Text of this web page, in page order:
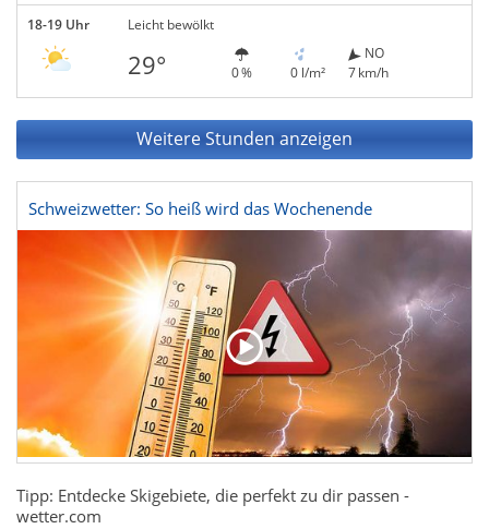
18-19 Uhr Leicht bewölkt
29° 0 % 0 l/m²
NO
7 km/h
Weitere Stunden anzeigen
Schweizwetter: So heiß wird das Wochenende
Tipp: Entdecke Skigebiete, die perfekt zu dir passen -
wetter.com